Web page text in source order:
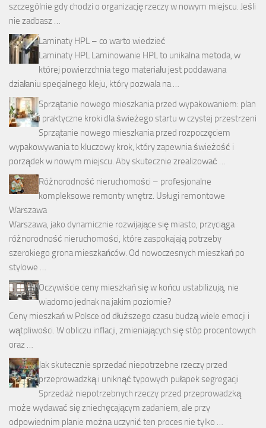
szczególnie gdy chodzi o organizację rzeczy w nowym miejscu. Jeśli
nie zadbasz …
Laminaty HPL – co warto wiedzieć
Laminaty HPL Laminowanie HPL to unikalna metoda, w
której powierzchnia tego materiału jest poddawana
działaniu specjalnego kleju, który pozwala na …
Sprzątanie nowego mieszkania przed wypakowaniem: plan
i praktyczne kroki dla świeżego startu w czystej przestrzeni
Sprzątanie nowego mieszkania przed rozpoczęciem
wypakowywania to kluczowy krok, który zapewnia świeżość i
porządek w nowym miejscu. Aby skutecznie zrealizować …
Różnorodność nieruchomości – profesjonalne
kompleksowe remonty wnętrz. Usługi remontowe
Warszawa
Warszawa, jako dynamicznie rozwijające się miasto, przyciąga
różnorodność nieruchomości, które zaspokajają potrzeby
szerokiego grona mieszkańców. Od nowoczesnych mieszkań po
stylowe …
Oczywiście ceny mieszkań się w końcu ustabilizują, nie
wiadomo jednak na jakim poziomie?
Ceny mieszkań w Polsce od dłuższego czasu budzą wiele emocji i
wątpliwości. W obliczu inflacji, zmieniających się stóp procentowych
oraz …
Jak skutecznie sprzedać niepotrzebne rzeczy przed
przeprowadzką i uniknąć typowych pułapek segregacji
Sprzedaż niepotrzebnych rzeczy przed przeprowadzką
może wydawać się zniechęcającym zadaniem, ale przy
odpowiednim planie można uczynić ten proces nie tylko …